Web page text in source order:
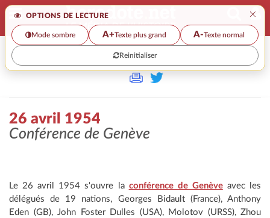
OPTIONS DE LECTURE ×
Mode sombre A+Texte plus grand A-Texte normal
Reinitialiser
>>
26 avril 1954
Conférence de Genève
Le 26 avril 1954 s'ouvre la conférence de Genèveavec les
délégués de 19 nations, Georges Bidault (France), Anthony
Eden (GB), John Foster Dulles (USA), Molotov (URSS), Zhou